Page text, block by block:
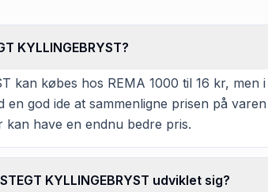
KYLLINGEBRYST?
kan købes hos REMA 1000 til 16 kr,
en god ide at sammenligne prisen på
kan have en endnu bedre pris.
KYLLINGEBRYST udviklet sig?